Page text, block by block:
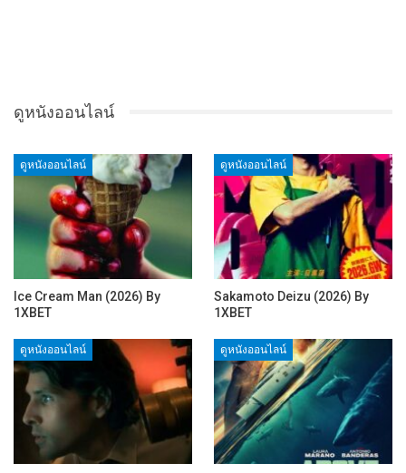
ดูหนังออนไลน์
ดูหนังออนไลน์
Ice Cream Man (2026) By
1XBET
ดูหนังออนไลน์
Sakamoto Deizu (2026) By
1XBET
ดูหนังออนไลน์ ดูหนังออนไลน์